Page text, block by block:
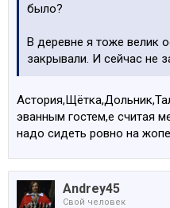
было?
В деревне я тоже велик
закрывали. И сейчас не
эванным гостем,е считая
надо сидеть ровно на
Andrey45
Свой человек